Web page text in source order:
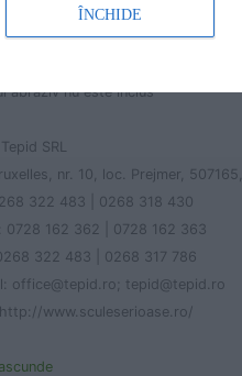
de protectie
lateral
pentru schimbat discul
abraziv nu este inclus
SRL
nr. 10, loc. Prejmer,
322 483 | 0268 318 430
0728 162 362 | 0728 162 363
322 483 | 0268 317 786
office@tepid.ro; tepid@tepid.ro
www.sculeserioase.ro/
ÎNCHIDE